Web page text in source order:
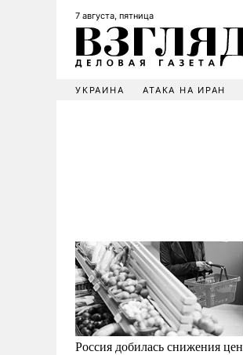
7 августа, пятница
УКРАИНА АТАКА НА ИРАН
Россия добилась снижения цен